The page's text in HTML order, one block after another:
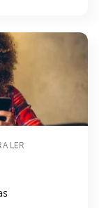
LER